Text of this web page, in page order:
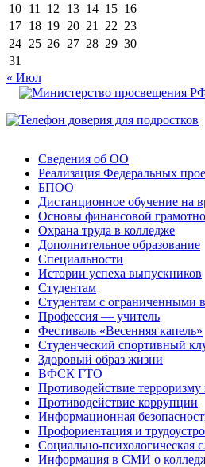
10 11 12 13 14 15 16
17 18 19 20 21 22 23
24 25 26 27 28 29 30
31
« Июл
Сведения об ОО
Реализация Федеральных
БПОО
Дистанционное обучение на
Основы финансовой
Охрана труда в колледже
Дополнительное образование
Специальности
Истории успеха выпускников
Студентам
Студентам с ограниченными
Профессия — учитель
Фестиваль «Весенняя капель»
Студенческий спортивный
Здоровый образ жизни
ВФСК ГТО
Противодействие терроризму
Противодействие коррупции
Информационная
Профориентация и
Социально-психологическая
Информация в СМИ о